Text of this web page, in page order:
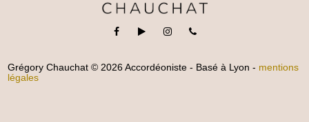
Grégory Chauchat © 2026 Accordéoniste - Basé à Lyon - mentions
légales